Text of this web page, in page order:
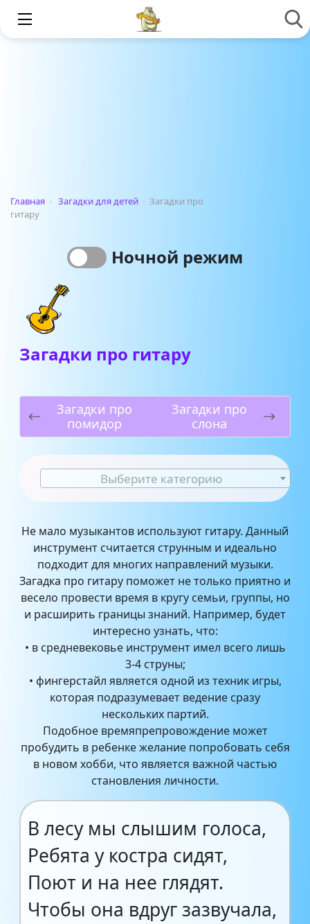
Главная › Загадки для детей › Загадки про
гитару
Ночной режим
Загадки про гитару
Загадки про
помидор
Загадки про
слона
Выберите категорию
Не мало музыкантов используют гитару. Данный
инструмент считается струнным и идеально
подходит для многих направлений музыки.
Загадка про гитару поможет не только приятно и
весело провести время в кругу семьи, группы, но
и расширить границы знаний. Например, будет
интересно узнать, что:
• в средневековье инструмент имел всего лишь
3-4 струны;
• фингерстайл является одной из техник игры,
которая подразумевает ведение сразу
нескольких партий.
Подобное времяпрепровождение может
пробудить в ребенке желание попробовать себя
в новом хобби, что является важной частью
становления личности.
В лесу мы слышим голоса,
Ребята у костра сидят,
Поют и на нее глядят.
Чтобы она вдруг зазвучала,